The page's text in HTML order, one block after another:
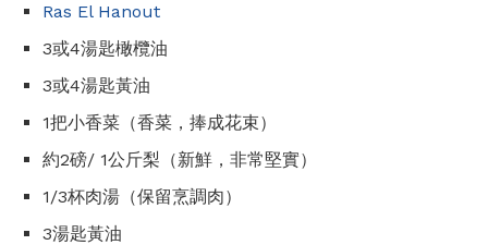
Ras El Hanout
3或4湯匙橄欖油
3或4湯匙黃油
1把小香菜（香菜，捧成花束）
約2磅/ 1公斤梨（新鮮，非常堅實）
1/3杯肉湯（保留烹調肉）
3湯匙黃油